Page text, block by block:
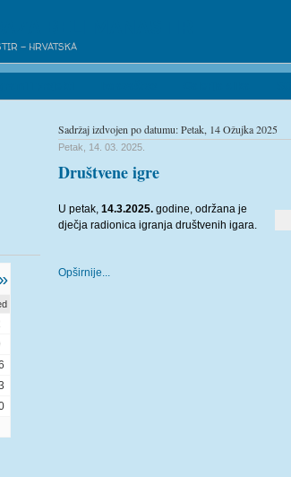
- HRVATSKA
Sadržaj izdvojen po datumu: Petak, 14 Ožujka 2025
Petak, 14. 03. 2025.
Društvene igre
U petak, 14.3.2025.godine, održana je
dječja radionica igranja društvenih igara.
Opširnije...
»